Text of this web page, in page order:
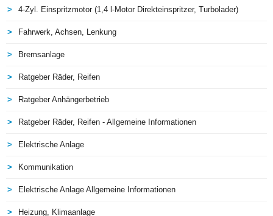
4-Zyl. Einspritzmotor (1,4 l-Motor Direkteinspritzer, Turbolader)
Fahrwerk, Achsen, Lenkung
Bremsanlage
Ratgeber Räder, Reifen
Ratgeber Anhängerbetrieb
Ratgeber Räder, Reifen - Allgemeine Informationen
Elektrische Anlage
Kommunikation
Elektrische Anlage Allgemeine Informationen
Heizung, Klimaanlage